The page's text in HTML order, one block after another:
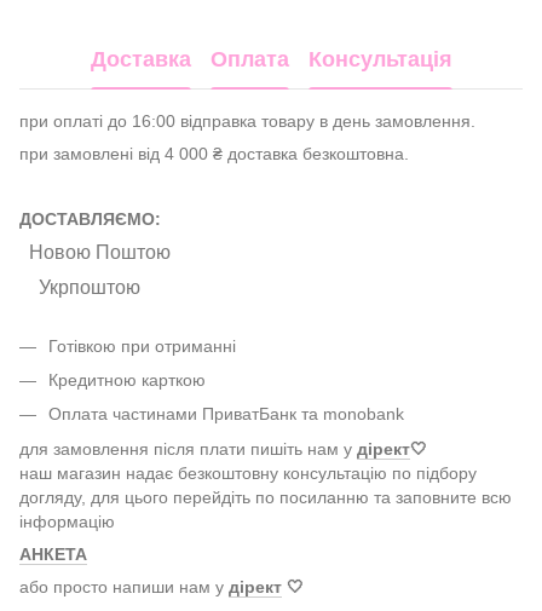
Доставка Оплата Консультація
при оплаті до 16:00 відправка товару в день замовлення.
при замовлені від 4 000 ₴ доставка безкоштовна.
ДОСТАВЛЯЄМО:
Новою Поштою
Укрпоштою
Готівкою при отриманні
Кредитною карткою
Оплата частинами ПриватБанк та monobank
для замовлення після плати пишіть нам у дірект🤍
наш магазин надає безкоштовну консультацію по підбору
догляду, для цього перейдіть по посиланню та заповните всю
інформацію
АНКЕТА
або просто напиши нам у дірект 🤍